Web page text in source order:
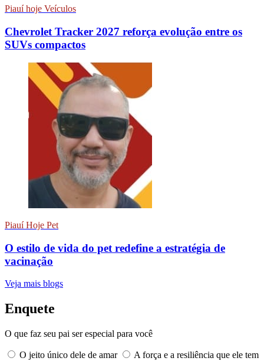
Piauí hoje Veículos
Chevrolet Tracker 2027 reforça evolução entre os
SUVs compactos
Piauí Hoje Pet
O estilo de vida do pet redefine a estratégia de
vacinação
Veja mais blogs
Enquete
O que faz seu pai ser especial para você
O jeito único dele de amar
A força e a resiliência que ele tem